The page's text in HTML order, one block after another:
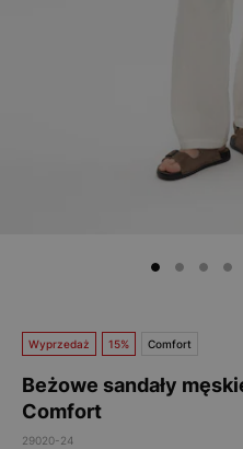
Wyprzedaż 15% Comfort
Beżowe sandały
Comfort
29020-24